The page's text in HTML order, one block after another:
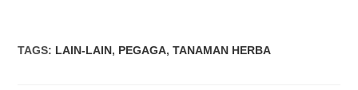
TAGS: LAIN-LAIN, PEGAGA, TANAMAN HERBA